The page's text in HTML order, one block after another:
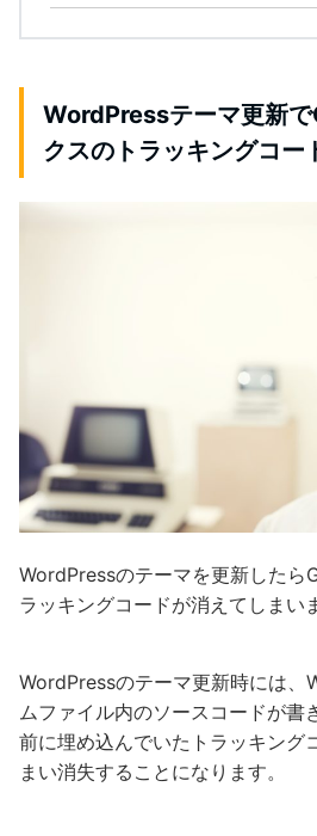
WordPressテーマ更新
クスのトラッキングコー
WordPressのテーマを更新した
ラッキングコードが消えてしまい
WordPressのテーマ更新時には、
ムファイル内のソースコードが書
前に埋め込んでいたトラッキング
まい消失することになります。